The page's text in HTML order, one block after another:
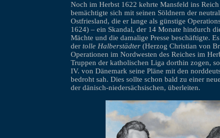
Noch im Herbst 1622 kehrte Mansfeld ins
bemächtigte sich mit seinen Söldnern der
Ostfriesland, die er lange als günstige
1624) – ein Skandal, der 14 Monate hindurch
Mächte und die damalige Presse beschäftigte.
der tolle Halberstädter (Herzog Christian von
Operationen im Nordwesten des Reiches im
Truppen der katholischen Liga dorthin zogen,
IV. von Dänemark seine Pläne mit den
bedroht sah. Dies sollte schon bald zu einer
der dänisch-niedersächsischen, überleiten.